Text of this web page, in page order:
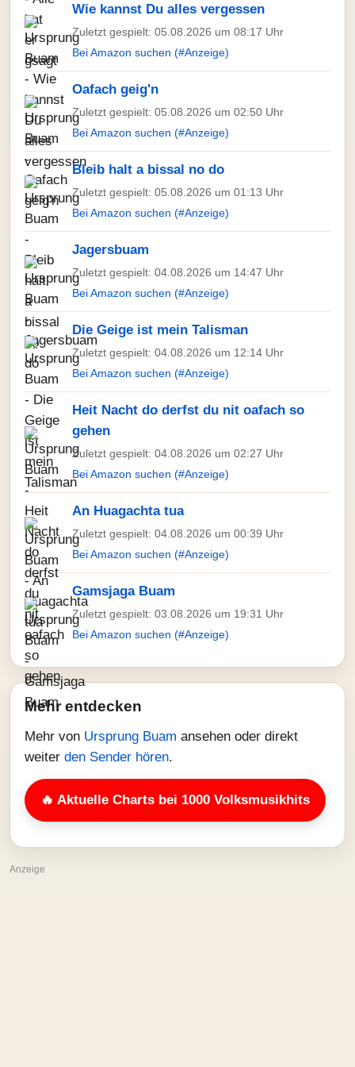
Wie kannst Du alles vergessen
Zuletzt gespielt: 05.08.2026 um 08:17 Uhr
Bei Amazon suchen (#Anzeige)
Oafach geig'n
Zuletzt gespielt: 05.08.2026 um 02:50 Uhr
Bei Amazon suchen (#Anzeige)
Bleib halt a bissal no do
Zuletzt gespielt: 05.08.2026 um 01:13 Uhr
Bei Amazon suchen (#Anzeige)
Jagersbuam
Zuletzt gespielt: 04.08.2026 um 14:47 Uhr
Bei Amazon suchen (#Anzeige)
Die Geige ist mein Talisman
Zuletzt gespielt: 04.08.2026 um 12:14 Uhr
Bei Amazon suchen (#Anzeige)
Heit Nacht do derfst du nit oafach so
gehen
Zuletzt gespielt: 04.08.2026 um 02:27 Uhr
Bei Amazon suchen (#Anzeige)
An Huagachta tua
Zuletzt gespielt: 04.08.2026 um 00:39 Uhr
Bei Amazon suchen (#Anzeige)
Gamsjaga Buam
Zuletzt gespielt: 03.08.2026 um 19:31 Uhr
Bei Amazon suchen (#Anzeige)
Mehr entdecken
Mehr von Ursprung Buam ansehen oder direkt
weiter den Sender hören.
🔥 Aktuelle Charts bei 1000 Volksmusikhits
Anzeige